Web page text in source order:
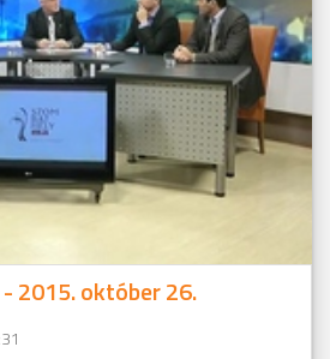
2015. október 26.